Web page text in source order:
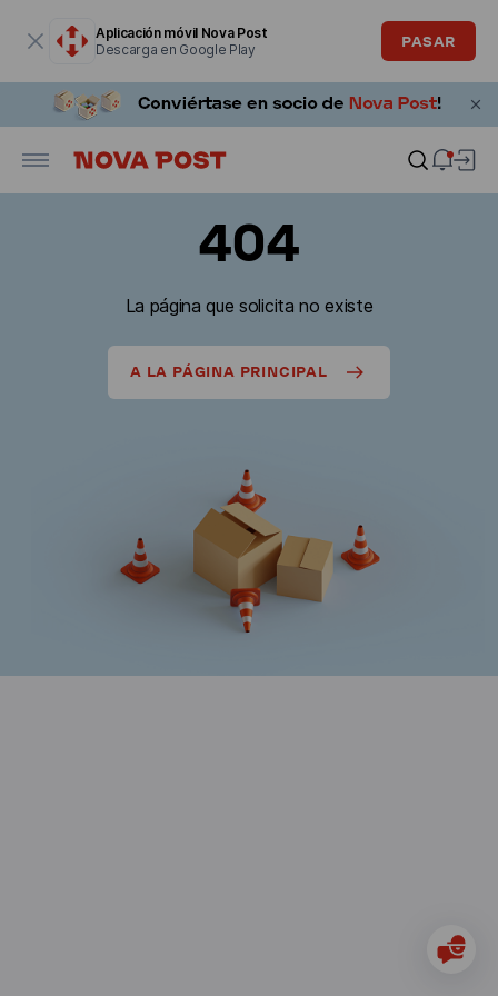
Aplicación móvil Nova Post
Descarga en Google Play
PASAR
404
La página que solicita no existe
A LA PÁGINA PRINCIPAL